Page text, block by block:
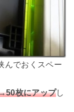
んでおくスペー
枚にアップし